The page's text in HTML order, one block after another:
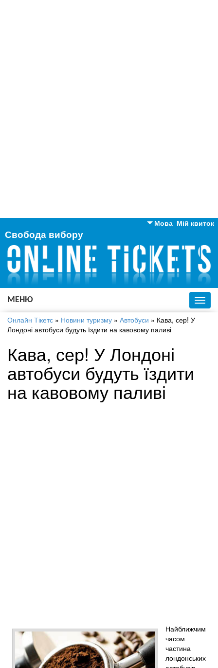
Мій квиток
Мова
Англійська
Російська
Українська
Свобода вибору
МЕНЮ
Онлайн Тікетс » Новини туризму » Автобуси » Кава, сер! У
Лондоні автобуси будуть їздити на кавовому паливі
Кава, сер! У Лондоні
автобуси будуть їздити
на кавовому паливі
Найближчим
часом
частина
лондонських